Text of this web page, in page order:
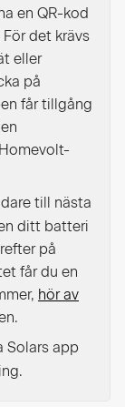
en QR-kod
det krävs
eller
på
får tillgång
till nästa
ditt batteri
på
får du en
hör av
Solars app